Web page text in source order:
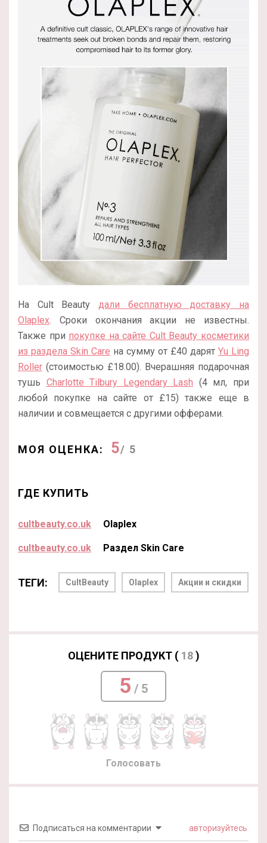
На Cult Beauty дали бесплатную доставку на
Olaplex. Сроки окончания акции не известны.
Также при покупке на сайте Cult Beauty косметики
из раздела Skin Care на сумму от £40 дарят Yu Ling
Roller (стоимостью £18.00). Вчерашняя подарочная
тушь Charlotte Tilbury Legendary Lash (4 мл, при
любой покупке на сайте от £15) также еще в
наличии и совмещается с другими офферами.
МОЯ ОЦЕНКА: 5/ 5
ГДЕ КУПИТЬ
cultbeauty.co.uk Olaplex
cultbeauty.co.uk Раздел Skin Care
ТЕГИ: CultBeauty Olaplex Акции и скидки
ОЦЕНИТЕ ПРОДУКТ ( 18)
5 / 5
Голосовать
Подписаться на комментарии авторизуйтесь